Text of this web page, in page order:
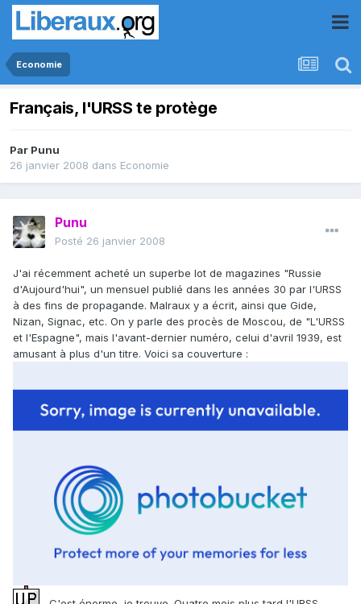
Economie
Français, l'URSS te protège
Par Punu
26 janvier 2008 dans Economie
Punu
Posté 26 janvier 2008
J'ai récemment acheté un superbe lot de magazines "Russie
d'Aujourd'hui", un mensuel publié dans les années 30 par l'URSS
à des fins de propagande. Malraux y a écrit, ainsi que Gide,
Nizan, Signac, etc. On y parle des procès de Moscou, de "L'URSS
et l'Espagne", mais l'avant-dernier numéro, celui d'avril 1939, est
amusant à plus d'un titre. Voici sa couverture :